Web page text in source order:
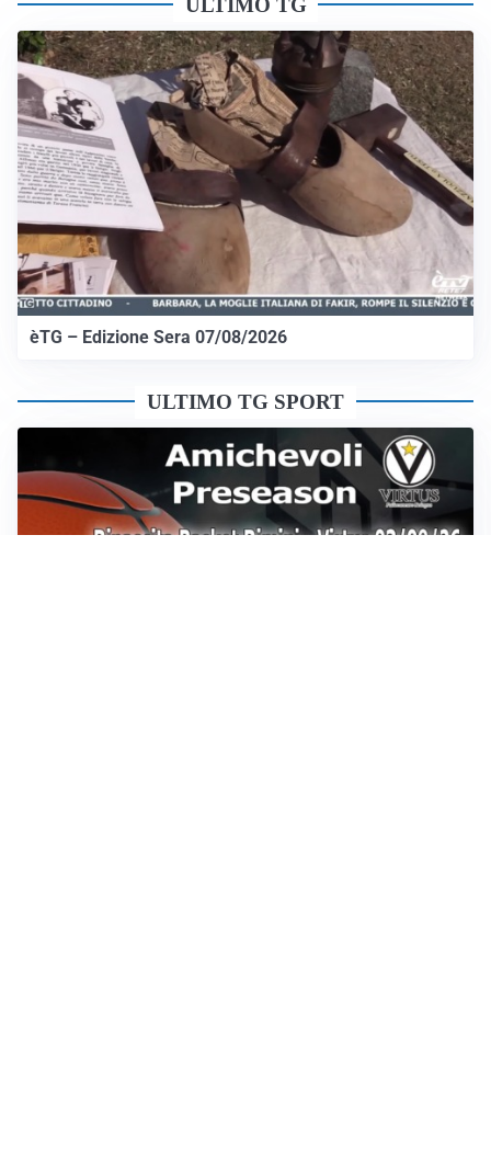
ULTIMO TG
èTG – Edizione Sera 07/08/2026
ULTIMO TG SPORT